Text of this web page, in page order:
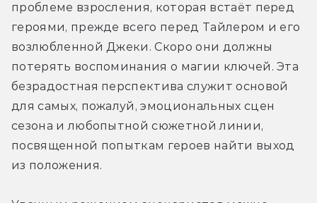
проблеме взросления, которая встаёт перед
героями, прежде всего перед Тайлером и его
возлюбленной Джеки. Скоро они должны
потерять воспоминания о магии ключей. Эта
безрадостная перспектива служит основой
для самых, пожалуй, эмоциональных сцен
сезона и любопытной сюжетной линии,
посвященной попыткам героев найти выход
из положения.